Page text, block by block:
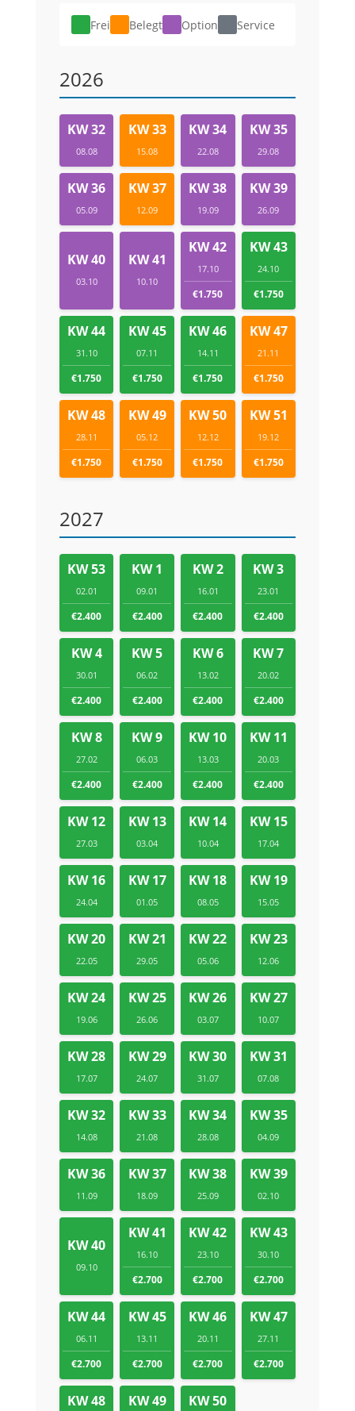
Frei Belegt Option Service
2026
KW 32
08.08
KW 33
15.08
KW 34
22.08
KW 35
29.08
KW 36
05.09
KW 37
12.09
KW 38
19.09
KW 39
26.09
KW 40
03.10
KW 41
10.10
KW 42
17.10
€1.750
KW 43
24.10
€1.750
KW 44
31.10
€1.750
KW 45
07.11
€1.750
KW 46
14.11
€1.750
KW 47
21.11
€1.750
KW 48
28.11
€1.750
KW 49
05.12
€1.750
KW 50
12.12
€1.750
KW 51
19.12
€1.750
2027
KW 53
02.01
€2.400
KW 1
09.01
€2.400
KW 2
16.01
€2.400
KW 3
23.01
€2.400
KW 4
30.01
€2.400
KW 5
06.02
€2.400
KW 6
13.02
€2.400
KW 7
20.02
€2.400
KW 8
27.02
€2.400
KW 9
06.03
€2.400
KW 10
13.03
€2.400
KW 11
20.03
€2.400
KW 12
27.03
KW 13
03.04
KW 14
10.04
KW 15
17.04
KW 16
24.04
KW 17
01.05
KW 18
08.05
KW 19
15.05
KW 20
22.05
KW 21
29.05
KW 22
05.06
KW 23
12.06
KW 24
19.06
KW 25
26.06
KW 26
03.07
KW 27
10.07
KW 28
17.07
KW 29
24.07
KW 30
31.07
KW 31
07.08
KW 32
14.08
KW 33
21.08
KW 34
28.08
KW 35
04.09
KW 36
11.09
KW 37
18.09
KW 38
25.09
KW 39
02.10
KW 40
09.10
KW 41
16.10
€2.700
KW 42
23.10
€2.700
KW 43
30.10
€2.700
KW 44
06.11
€2.700
KW 45
13.11
€2.700
KW 46
20.11
€2.700
KW 47
27.11
€2.700
KW 48 KW 49 KW 50